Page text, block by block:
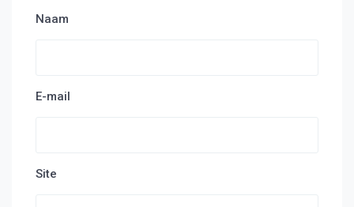
Naam
E-mail
Site